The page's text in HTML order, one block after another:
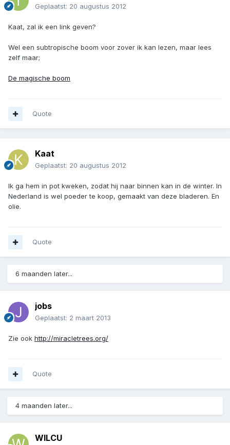
Geplaatst: 20 augustus 2012
Kaat, zal ik een link geven?
Wel een subtropische boom voor zover ik kan lezen, maar lees
zelf maar;
De magische boom
Quote
Kaat
Geplaatst: 20 augustus 2012
Ik ga hem in pot kweken, zodat hij naar binnen kan in de winter. In
Nederland is wel poeder te koop, gemaakt van deze bladeren. En
olie.
Quote
6 maanden later...
jobs
Geplaatst: 2 maart 2013
Zie ook http://miracletrees.org/
Quote
4 maanden later...
WILCU